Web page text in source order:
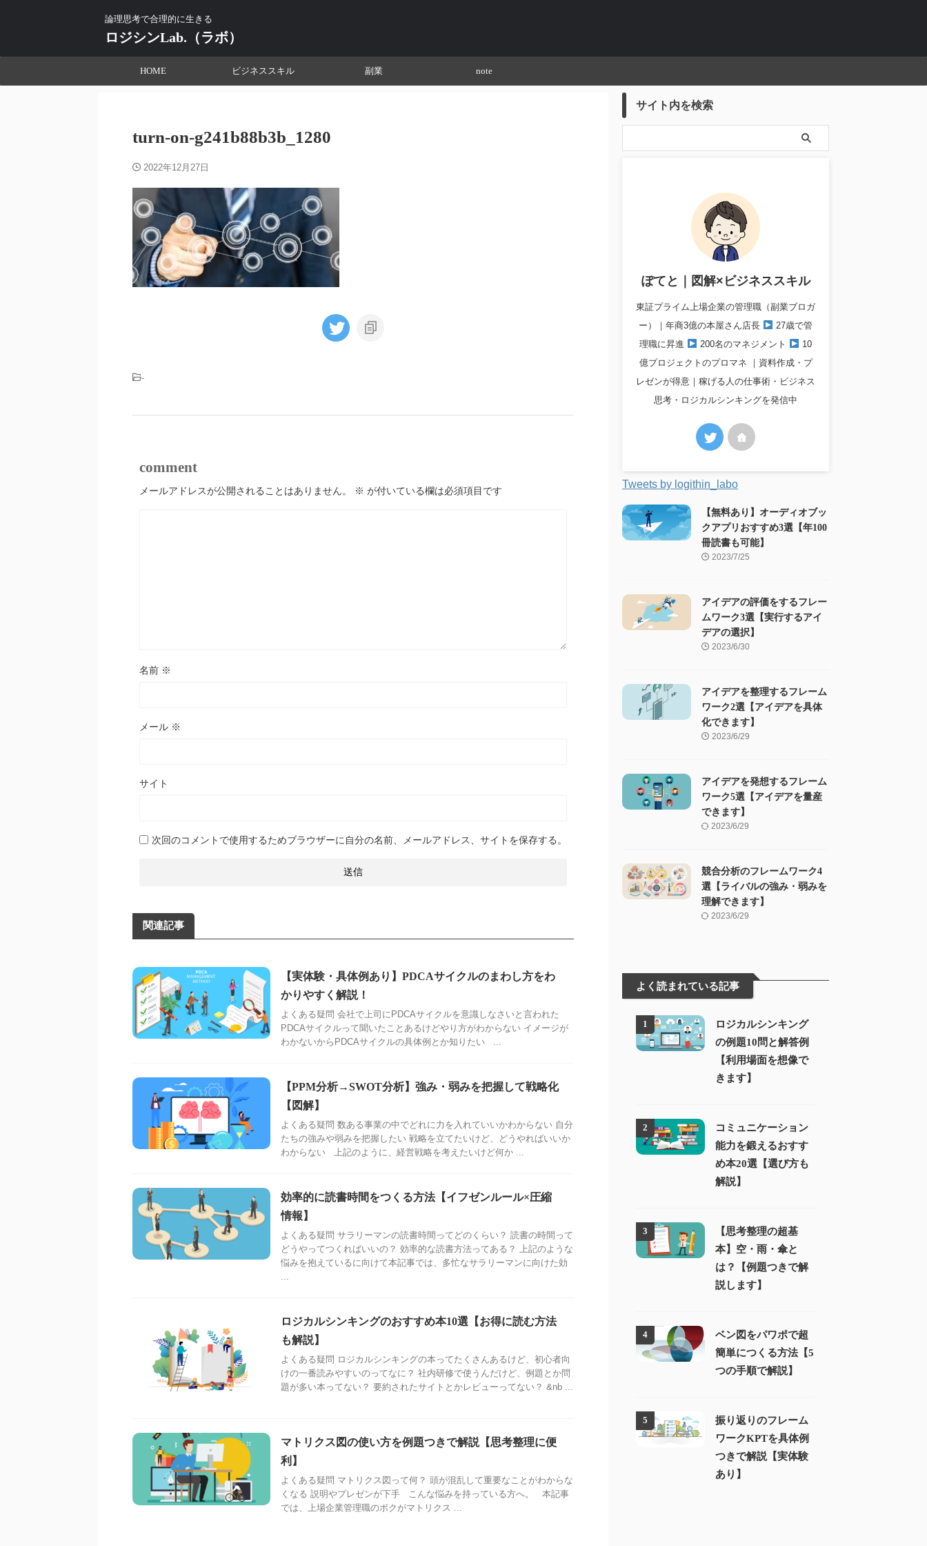
論理思考で合理的に生きる
ロジシンLab.（ラボ）
HOME ビジネススキル 副業 note
turn-on-g241b88b3b_1280
2022年12月27日
-
comment
メールアドレスが公開されることはありません。 ※ が付いている欄は必須項目です
名前 ※
メール ※
サイト
次回のコメントで使用するためブラウザーに自分の名前、メールアドレス、サイトを保存する。
関連記事
【実体験・具体例あり】PDCAサイクルのまわし方をわ
かりやすく解説！
よくある疑問 会社で上司にPDCAサイクルを意識しなさいと言われた
PDCAサイクルって聞いたことあるけどやり方がわからない イメージが
わかないからPDCAサイクルの具体例とか知りたい ...
【PPM分析→SWOT分析】強み・弱みを把握して戦略化
【図解】
よくある疑問 数ある事業の中でどれに力を入れていいかわからない 自分
たちの強みや弱みを把握したい 戦略を立てたいけど、どうやればいいか
わからない 上記のように、経営戦略を考えたいけど何か ...
効率的に読書時間をつくる方法【イフゼンルール×圧縮
情報】
よくある疑問 サラリーマンの読書時間ってどのくらい？ 読書の時間って
どうやってつくればいいの？ 効率的な読書方法ってある？ 上記のような
悩みを抱えているに向けて本記事では、多忙なサラリーマンに向けた効
ロジカルシンキングのおすすめ本10選【お得に読む方法
も解説】
よくある疑問 ロジカルシンキングの本ってたくさんあるけど、初心者向
けの一番読みやすいのってなに？ 社内研修で使うんだけど、例題とか問
題が多い本ってない？ 要約されたサイトとかレビューってない？ &nb ...
マトリクス図の使い方を例題つきで解説【思考整理に便
利】
よくある疑問 マトリクス図って何？ 頭が混乱して重要なことがわからな
くなる 説明やプレゼンが下手 こんな悩みを持っている方へ。 本記事
では、上場企業管理職のボクがマトリクス ...
サイト内を検索
ぽてと｜図解×ビジネススキル
東証プライム上場企業の管理職（副業ブロガ
ー）｜年商3億の本屋さん店長
27歳で管
理職に昇進
200名のマネジメント
10
億プロジェクトのプロマネ ｜資料作成・プ
レゼンが得意｜稼げる人の仕事術・ビジネス
思考・ロジカルシンキングを発信中
Tweets by logithin_labo
【無料あり】オーディオブッ
クアプリおすすめ3選【年100
冊読書も可能】
2023/7/25
アイデアの評価をするフレー
ムワーク3選【実行するアイ
デアの選択】
2023/6/30
アイデアを整理するフレーム
ワーク2選【アイデアを具体
化できます】
2023/6/29
アイデアを発想するフレーム
ワーク5選【アイデアを量産
できます】
2023/6/29
競合分析のフレームワーク4
選【ライバルの強み・弱みを
理解できます】
2023/6/29
よく読まれている記事
1
ロジカルシンキング
の例題10問と解答例
【利用場面を想像で
きます】
2
コミュニケーション
能力を鍛えるおすす
め本20選【選び方も
解説】
3
【思考整理の超基
本】空・雨・傘と
は？【例題つきで解
説します】
4
ベン図をパワポで超
簡単につくる方法【5
つの手順で解説】
5
振り返りのフレーム
ワークKPTを具体例
つきで解説【実体験
あり】